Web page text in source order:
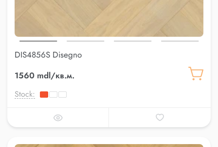
DIS4856S Disegno
1560 mdl/кв.м.
Stock: